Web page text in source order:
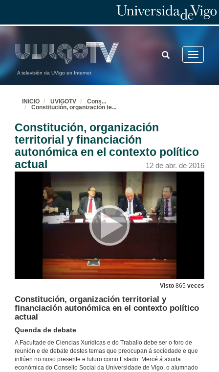
A televisión da UVigo en Internet
Toggle
TOGGLE
SEARCH
INICIO UVIGOTV Cons...
Constitución, organización te...
Constitución, organización
territorial y financiación
autonómica en el contexto político
actual
12 de abr. de 2016
Visto 865 veces
Constitución, organización territorial y
financiación autonómica en el contexto político
actual
Quenda de debate
A Facultade de Ciencias Xurídicas e do Traballo debe ser o foro de
reunión e de debate destes temas que preocupan á sociedade e que
inflúen no noso presente e futuro como Estado. Mercé á axuda
económica do Consello Social da Universidade de Vigo, o alumnado